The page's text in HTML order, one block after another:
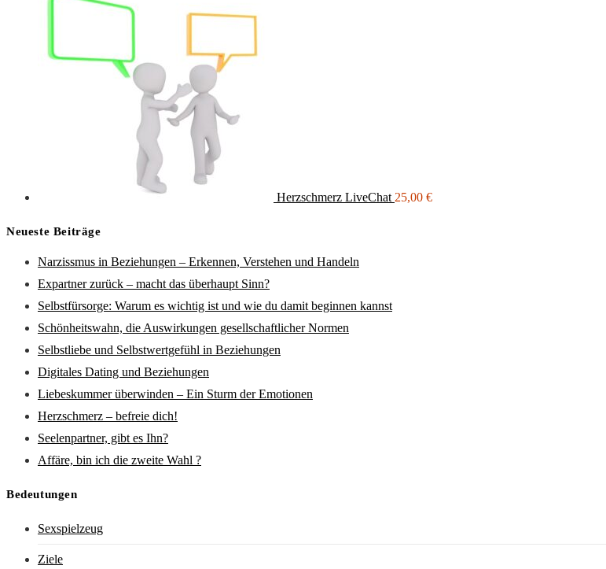
Herzschmerz LiveChat 25,00 €
Neueste Beiträge
Narzissmus in Beziehungen – Erkennen, Verstehen und Handeln
Expartner zurück – macht das überhaupt Sinn?
Selbstfürsorge: Warum es wichtig ist und wie du damit beginnen kannst
Schönheitswahn, die Auswirkungen gesellschaftlicher Normen
Selbstliebe und Selbstwertgefühl in Beziehungen
Digitales Dating und Beziehungen
Liebeskummer überwinden – Ein Sturm der Emotionen
Herzschmerz – befreie dich!
Seelenpartner, gibt es Ihn?
Affäre, bin ich die zweite Wahl ?
Bedeutungen
Sexspielzeug
Ziele